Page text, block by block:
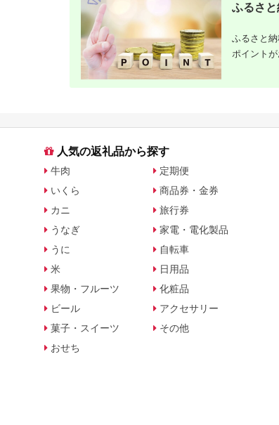
ふるさと
ふるさと
ポイント
人気の返礼品から探す
牛肉
いくら
カニ
うなぎ
うに
米
果物・フルーツ
ビール
菓子・スイーツ
おせち
定期便
商品券・金券
旅行券
家電・電化製品
自転車
日用品
化粧品
アクセサリー
その他